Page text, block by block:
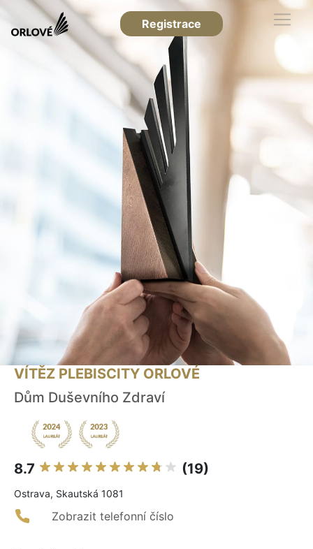
Registrace
VÍTĚZ PLEBISCITY ORLOVÉ
Dům Duševního Zdraví
8.7 (19)
Ostrava, Skautská 1081
Zobrazit telefonní číslo